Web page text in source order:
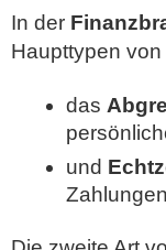
In der
Haupttypen
das
und